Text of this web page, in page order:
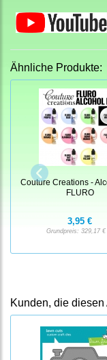
Ähnliche Produkte:
Couture Creations -
FLURO
3,95 €
Grundpreis: 329,17
Kunden, die